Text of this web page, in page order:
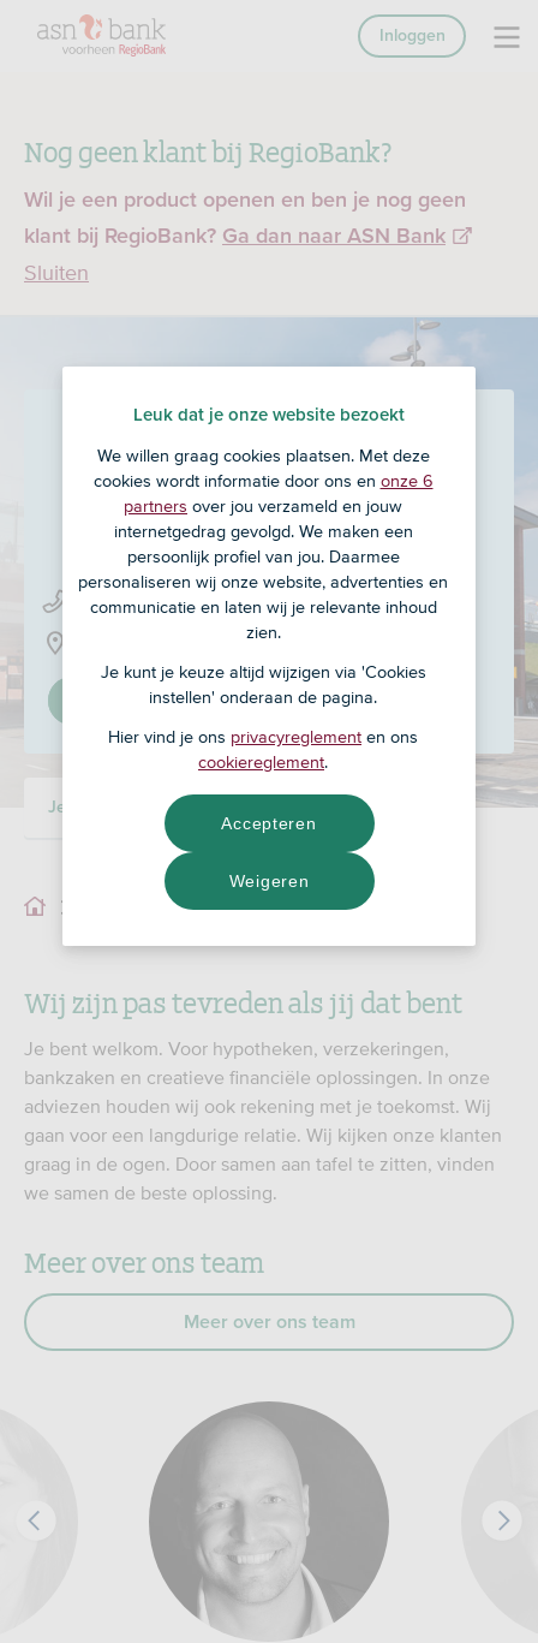
Nog geen klant bij RegioBank?
Wil je een product openen en ben je nog geen
klant bij RegioBank? Ga dan naar ASN Bank
Sluiten
Inloggen
Wilkens & Partners
Financiële Dienstverlening
B.V.in Dronten
0321 - 38 23 23
Kop van het Ruim 15, 8251 KD
Stel in als mijn adviseur
Je adviseur
Wij zijn pas tevreden als jij dat bent
Je bent welkom. Voor hypotheken, verzekeringen,
bankzaken en creatieve financiële oplossingen. In onze
adviezen houden wij ook rekening met je toekomst. Wij
gaan voor een langdurige relatie. Wij kijken onze klanten
graag in de ogen. Door samen aan tafel te zitten, vinden
we samen de beste oplossing.
Meer over ons team
Meer over ons team
Leuk dat je onze website bezoekt
We willen graag cookies plaatsen. Met deze
cookies wordt informatie door ons en onze 6
partners over jou verzameld en jouw
internetgedrag gevolgd. We maken een
persoonlijk profiel van jou. Daarmee
personaliseren wij onze website, advertenties en
communicatie en laten wij je relevante inhoud
zien.
Je kunt je keuze altijd wijzigen via 'Cookies
instellen' onderaan de pagina.
Hier vind je ons privacyreglement en ons
cookiereglement.
Weigeren
Accepteren